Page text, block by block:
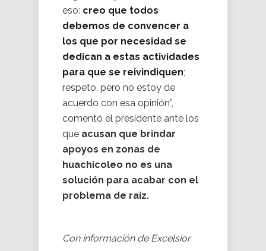
eso: creo que todos
debemos de convencer a
los que por necesidad se
dedican a estas actividades
para que se reivindiquen;
respeto, pero no estoy de
acuerdo con esa opinión”,
comentó el presidente ante los
que acusan que brindar
apoyos en zonas de
huachicoleo no es una
solución para acabar con el
problema de raíz.
Con información de Excelsior